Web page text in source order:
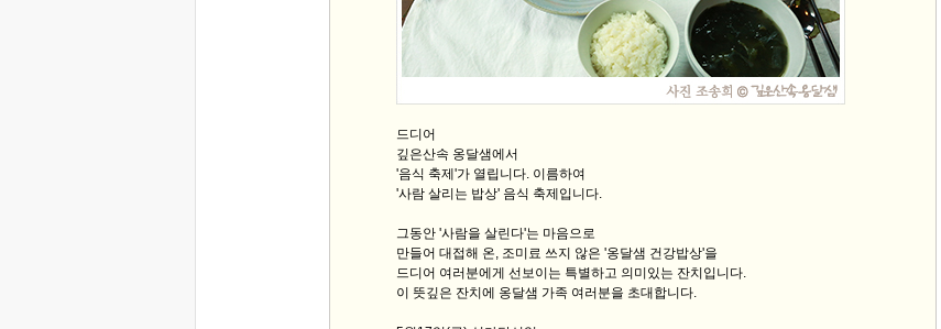
드디어
깊은산속 옹달샘에서
'음식 축제'가 열립니다. 이름하여
'사람 살리는 밥상' 음식 축제입니다.
그동안 '사람을 살린다'는 마음으로
만들어 대접해 온, 조미료 쓰지 않은 '옹달샘 건강밥상'을
드디어 여러분에게 선보이는 특별하고 의미있는 잔치입니다.
이 뜻깊은 잔치에 옹달샘 가족 여러분을 초대합니다.